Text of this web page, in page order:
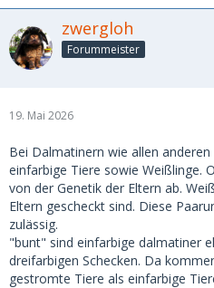
zwergloh
Forummeister
19. Mai 2026
Bei Dalmatinern wie allen
einfarbige Tiere sowie Weißlinge.
von der Genetik der Eltern ab.
Eltern gescheckt sind. Diese
zulässig.
"bunt" sind einfarbige dalmatiner
dreifarbigen Schecken. Da
gestromte Tiere als einfarbige